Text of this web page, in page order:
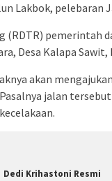
Lakbok, pelebaran
(RDTR) pemerintah
Desa Kalapa Sawit,
akan
jalan
Dedi Krihastoni Resmi